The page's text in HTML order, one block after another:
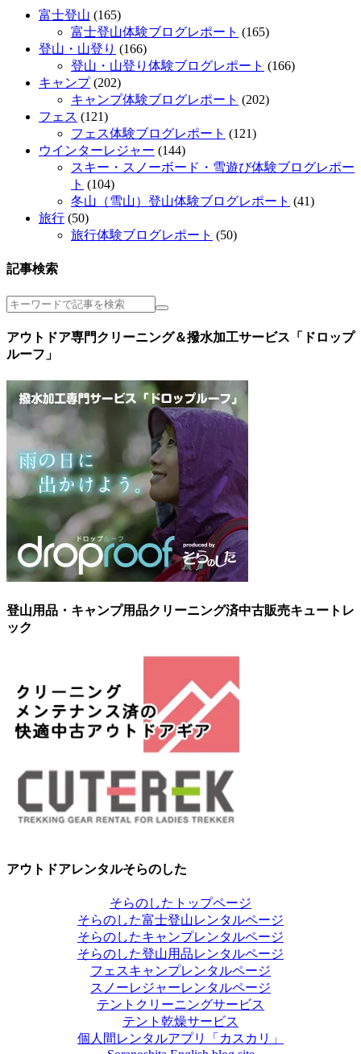
富士登山 (165)
富士登山体験ブログレポート (165)
登山・山登り (166)
登山・山登り体験ブログレポート (166)
キャンプ(202)
キャンプ体験ブログレポート (202)
フェス (121)
フェス体験ブログレポート (121)
ウインターレジャー (144)
スキー・スノーボード・雪遊び体験ブログレポー
ト (104)
冬山（雪山）登山体験ブログレポート (41)
旅行 (50)
旅行体験ブログレポート (50)
記事検索
アウトドア専門クリーニング＆撥水加工サービス「ドロップ
ルーフ」
登山用品・キャンプ用品クリーニング済中古販売キュートレ
ック
アウトドアレンタルそらのした
そらのしたトップページ
そらのした富士登山レンタルページ
そらのしたキャンプレンタルページ
そらのした登山用品レンタルページ
フェスキャンプレンタルページ
スノーレジャーレンタルページ
テントクリーニングサービス
テント乾燥サービス
個人間レンタルアプリ「カスカリ」